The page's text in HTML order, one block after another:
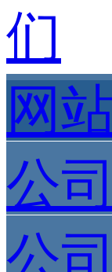
们
网
公
公